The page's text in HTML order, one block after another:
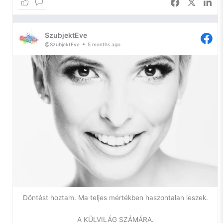
hogy naplózzam a lelkem, hátha ennyivel is sikerül
elhallgattatnom a belső hangokat.
Szóval, szorongás.
Ilyen vagyok én. Egy ideje azon gondolkodom, hogy – bár
nem szeretem a diagnózist, hiszen a szó maga is már egy
negatív háttérjelentést hordoz – szükségem lenne arra, hogy
tudjam, mi a gond velem.
Miért vagyok egy két lábon járó szorongás. Gyakorlatilag
gyerekkorom óta. Miért van az, hogy nem tudok örülni
pusztán a napfénynek, vagy egy katicabogárnak, miért
tiszavirág-életűek az örömök az életemben.
Miért nem tudok a seggemen megülni, pihenni, önostorozás
SzubjektEve
@SzubjektEve 5 months ago
Döntést hoztam. Ma teljes mértékben haszontalan leszek.
A KÜLVILÁG SZÁMÁRA.